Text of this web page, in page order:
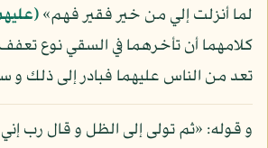
لما أنزلت إلي من خير فقير فهم»
كلامهما أن تأخرهما في السقي نوع
تعد من الناس عليهما فبادر إلى ذلك و
و قوله: «ثم تولى إلى الظل و قال رب